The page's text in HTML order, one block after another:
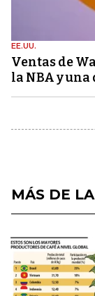
EE.UU.
Ventas de
la NBA y
MÁS DE